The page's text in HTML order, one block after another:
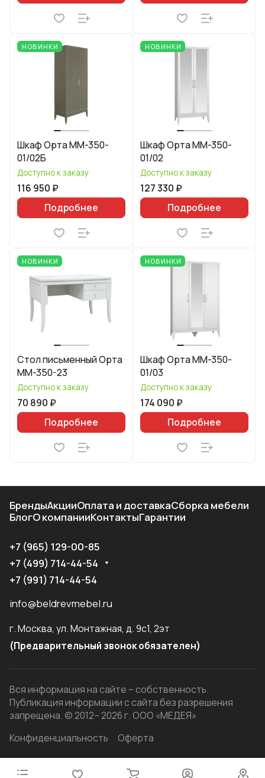
НОВИНКИ
Шкаф Орта ММ-350-
01/02Б
Доступно к заказу
116 950 ₽
Подробнее
НОВИНКИ
Шкаф Орта ММ-350-
01/02
Доступно к заказу
127 330 ₽
Подробнее
НОВИНКИ
Стол письменный Орта
ММ-350-23
Доступно к заказу
70 890 ₽
Подробнее
НОВИНКИ
Шкаф Орта ММ-350-
01/03
Доступно к заказу
174 090 ₽
Подробнее
БрендыАкцииОплата и доставкаСборка мебели
БлогО компанииКонтактыГарантии
+7 (965) 129-00-85
+7 (499) 714-44-54
+7 (991) 714-44-54
info@beldrevmebel.ru
г. Москва, ул. Монтажная, д. 9с1, 2эт
(Предварительный звонок обязателен)
Вся информация на сайте – собственность.
Публикация информации с сайта без разрешения
запрещена. © 2012– 2026 г. ООО «МЕДЕЯ»
Конфиденциальность
Оферта